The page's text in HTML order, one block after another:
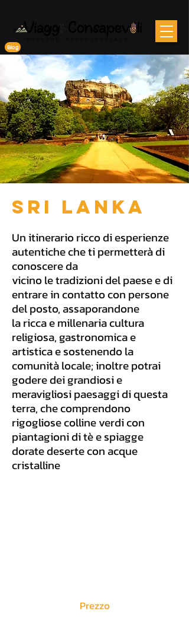
Blog
SRI LANKA
​Un itinerario ricco di esperienze
autentiche che ti permetterà di
conoscere da
vicino le tradizioni del paese e di
entrare in contatto con persone
del posto, assaporandone
la ricca e millenaria cultura
religiosa, gastronomica e
artistica e sostenendo la
comunità locale; inoltre potrai
godere dei grandiosi e
meravigliosi paesaggi di questa
terra, che comprendono
rigogliose colline verdi con
piantagioni di tè e spiagge
dorate deserte con acque
cristalline
Prezzo